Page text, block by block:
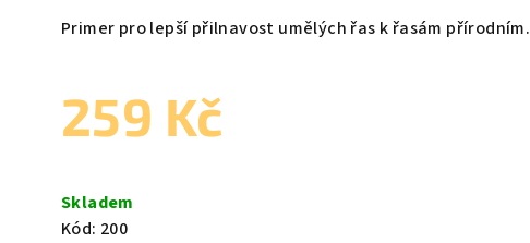
produktu
z
5
Primer pro lepší přilnavost umělých řas k řasám přírodním.
259 Kč
cena:
Skladem
Kód: 200